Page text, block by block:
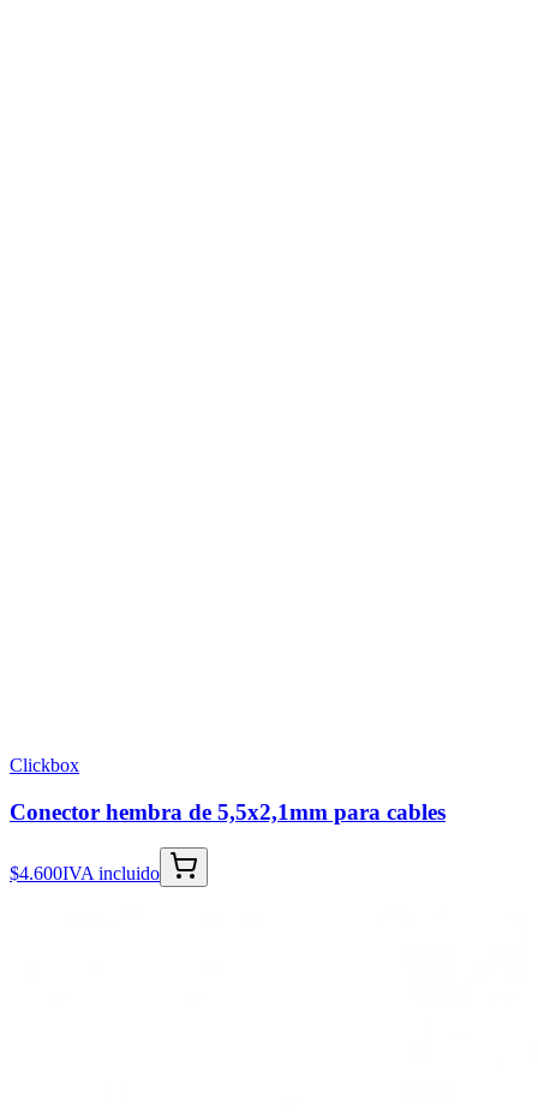
Clickbox
Conector hembra de 5,5x2,1mm para cables
$4.600IVA incluido